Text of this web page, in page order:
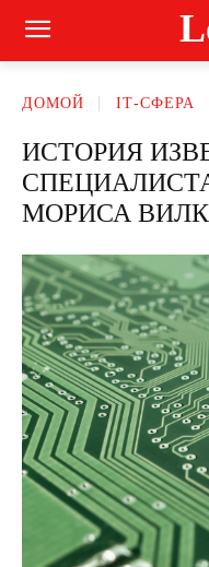
ДОМОЙ ІТ-СФЕРА
ИСТОРИЯ
МОРИСА